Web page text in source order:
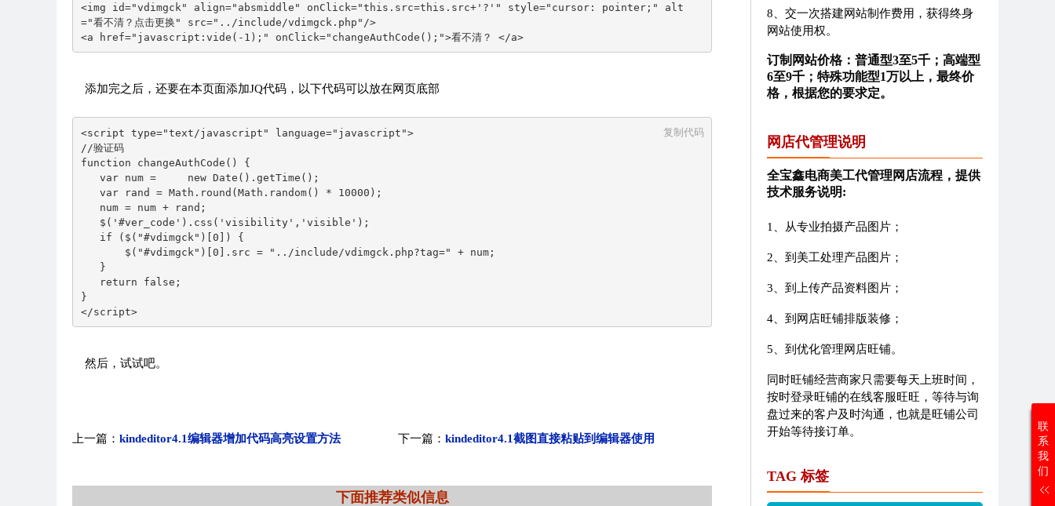
<img id="vdimgck" align="absmiddle" onClick="this.src=this.src+'?'" style="cursor: pointer;" alt
="看不清？点击更换" src="../include/vdimgck.php"/>
<a href="javascript:vide(-1);" onClick="changeAuthCode();">看不清？ </a>
添加完之后，还要在本页面添加JQ代码，以下代码可以放在网页底部
复制代码
<script type="text/javascript" language="javascript">
//验证码
function changeAuthCode() {
var num =     new Date().getTime();
var rand = Math.round(Math.random() * 10000);
num = num + rand;
$('#ver_code').css('visibility','visible');
if ($("#vdimgck")[0]) {
$("#vdimgck")[0].src = "../include/vdimgck.php?tag=" + num;
}
return false;
}
</script>
然后，试试吧。
上一篇： kindeditor4.1编辑器增加代码高亮设置方法 下一篇： kindeditor4.1截图直接粘贴到编辑器使用
下面推荐类似信息
8、交一次搭建网站制作费用，获得终身
网站使用权。
订制网站价格：普通型3至5千；高端型
6至9千；特殊功能型1万以上，最终价
格，根据您的要求定。
网店代管理说明
全宝鑫电商美工代管理网店流程，提供
技术服务说明:
1、从专业拍摄产品图片；
2、到美工处理产品图片；
3、到上传产品资料图片；
4、到网店旺铺排版装修；
5、到优化管理网店旺铺。
同时旺铺经营商家只需要每天上班时间，
按时登录旺铺的在线客服旺旺，等待与询
盘过来的客户及时沟通，也就是旺铺公司
开始等待接订单。
TAG 标签
联
系
我
们